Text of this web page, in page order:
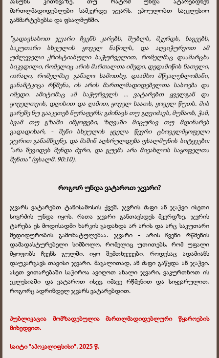
მართლმადიდებლები სამკერდე ჯვარს, ვპოულობთ საეკლესიო
განმარტებებსა და ფსალმუნში.
"გადავსახოთ ჯვარი ჩვენს კარებს, შუბლს, მკერდს, ბაგეებს,
საკუთარი სხეულის ყოველ ნაწილს, და აღვიჭურვოთ ამ
უძლეველი ქრისტიანული საჭურველით, რომელმაც დაამარცხა
სიკვდილი, რომელიც არის მართალთა იმედი, დედამიწის ნათელი,
იარაღი, რომელმაც განაღო სამოთხე, დაამხო მწვალებლობანი,
განამტკიცა რწმენა, ის არის მართლმადიდებელთა სასოება და
იმედი. ამიტომაც ამ საჭურველს ... ვატარებთ ყველგან და
ყოველთვის, დღისით და ღამით, ყოველ საათს, ყოველ წუთს. მის
გარეშე ნუ გააკეთებ ნურაფერს; გძინავს თუ გღვიძავს, მუშაობ, ჭამ,
სვამ თუ გზაში იმყოფები, ზღვაში მიცურავ თუ მდინარეს
გადადიხარ, - შენი სხეულის ყველა წევრი ცხოველმყოფელი
ჯვრით განამშვენე, და მაშინ აღსრულდება ფსალმუნის სიტყვები:
"არა შევიდეს შენდა ძჳრი, და გუემა არა მიეახლოს საყოფელთა
შენთა" (ფსალმ. 90:10).
როგორ უნდა ვატაროთ ჯვარი?
ჯვარს ვატარებთ ტანისამოსის ქვეშ. ჯვრის ძაფი ან ჯაჭვი ისეთი
სიგრძის უნდა იყოს, რათა ჯვარი განთავსდეს მკერდზე. ჯვრის
ტარება ეს მოდისადმი ხარკის გადახდა არ არის და არც საკუთარი
მედიდურობის გამოხატულებაა. ჯვარი - არის ჩვენი რწმენის
დამადასტურებელი სიმბოლო, რომელიც უთითებს, რომ უფალი
მყოფობს ჩვენს გულში. იყო შემთხვევები, როდესაც ადამიანს
დაუკარგავს თავისი ჯვარი. მაგალითად, ან ძაფი გაწყდა ან ჯაჭვი.
ასეთ ვითარებაში საჭიროა ავიღოთ ახალი ჯვარი, ვაკურთხოთ ის
ეკლესიაში და ვატაროთ ისევ, იმავე რწმენით და სიყვარულით,
როგორც ადრინდელ ჯვარს ვატარებდით.
პუბლიკაცია მომზადებულია მართლმადიდებლური წყაროების
მიხედვით.
საიტი "აპოკალიფსისი". 2025 წ.